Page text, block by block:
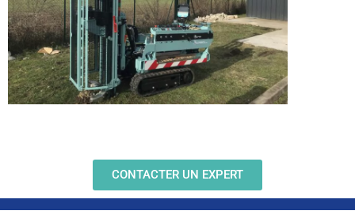
CONTACTER UN EXPERT